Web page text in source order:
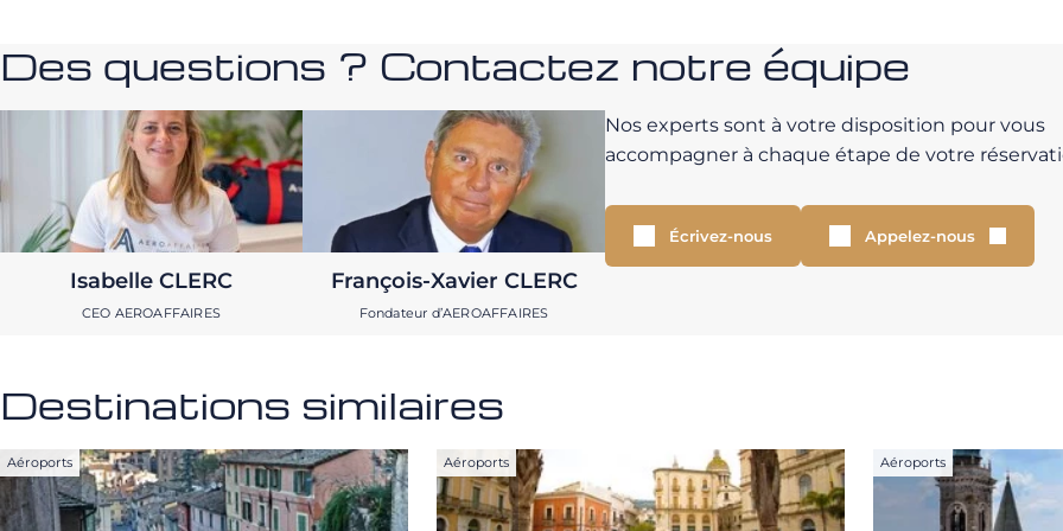
Des questions ? Contactez notre équipe
Isabelle CLERC
CEO AEROAFFAIRES
François-Xavier CLERC
Fondateur d’AEROAFFAIRES
Nos experts sont à votre disposition pour vous
accompagner à chaque étape de votre
Écrivez-nous Appelez-nous
Destinations similaires
Aéroports Aéroports Aéroports